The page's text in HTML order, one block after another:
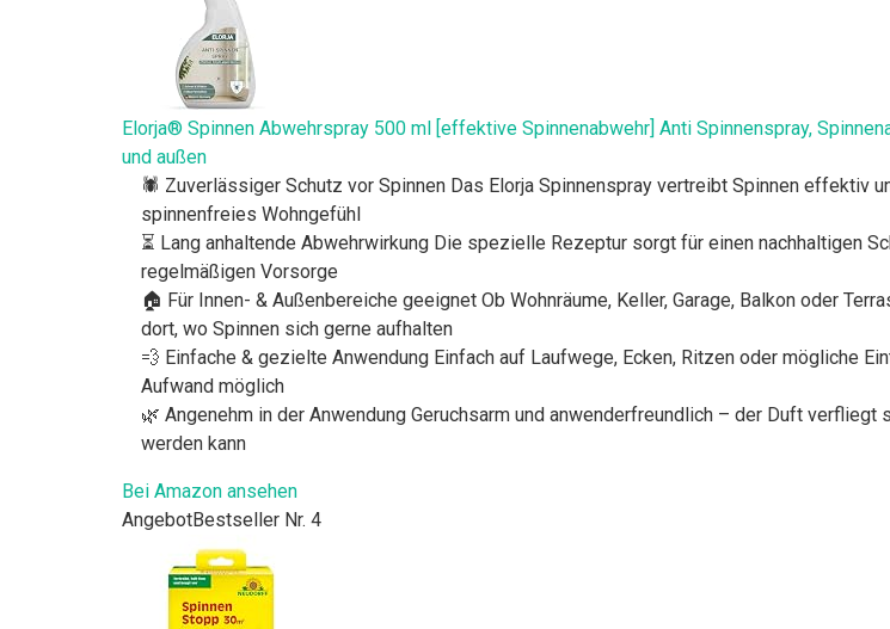
Elorja® Spinnen Abwehrspray 500 ml [effektive Spinnenabwehr] Anti Spinnenspray,
und außen
🕷️ Zuverlässiger Schutz vor Spinnen Das Elorja Spinnenspray vertreibt Spinnen effektiv
spinnenfreies Wohngefühl
⏳ Lang anhaltende Abwehrwirkung Die spezielle Rezeptur sorgt für einen nachhaltigen
regelmäßigen Vorsorge
🏠 Für Innen- & Außenbereiche geeignet Ob Wohnräume, Keller, Garage, Balkon oder
dort, wo Spinnen sich gerne aufhalten
💨 Einfache & gezielte Anwendung Einfach auf Laufwege, Ecken, Ritzen oder mögliche
Aufwand möglich
🌿 Angenehm in der Anwendung Geruchsarm und anwenderfreundlich – der Duft
werden kann
Bei Amazon ansehen
AngebotBestseller Nr. 4